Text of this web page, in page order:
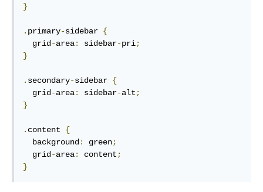
}
. primary-sidebar {
  grid
-area: sidebar-pri;
}
. secondary-sidebar {
  grid
-area: sidebar-alt;
}
. content {
  background
: green;
  grid
-area: content;
}